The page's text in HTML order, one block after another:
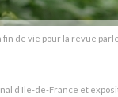
fin de vie pour la revue
d’Ile-de-France et